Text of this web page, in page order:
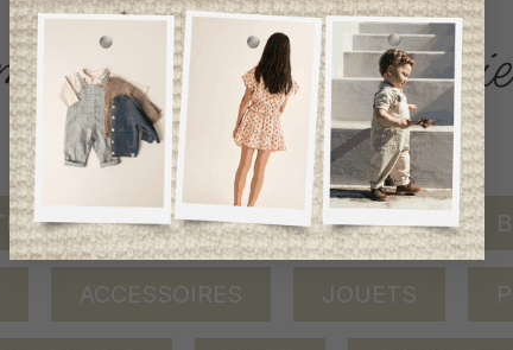
ACCÈS RAPIDE
par catégorie
BÉBÉ FILLE (0-2 ANS)
ACCESSOIRES JOUETS